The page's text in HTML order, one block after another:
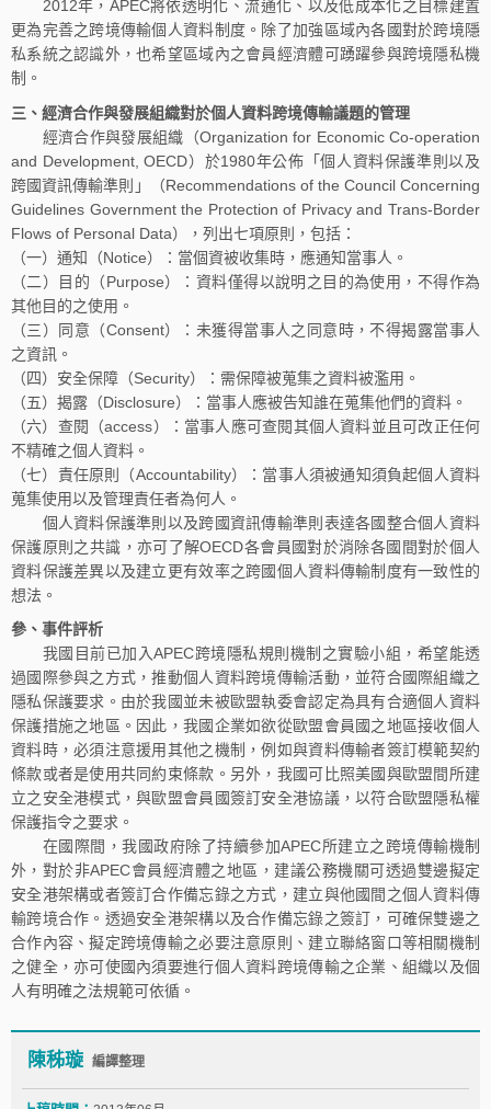
2012年，APEC將依透明化、流通化、以及低成本化之目標建置
更為完善之跨境傳輸個人資料制度。除了加強區域內各國對於跨境隱
私系統之認識外，也希望區域內之會員經濟體可踴躍參與跨境隱私機
制。
三、經濟合作與發展組織對於個人資料跨境傳輸議題的管理
經濟合作與發展組織（Organization for Economic Co-operation
and Development, OECD）於1980年公佈「個人資料保護準則以及
跨國資訊傳輸準則」（Recommendations of the Council Concerning
Guidelines Government the Protection of Privacy and Trans-Border
Flows of Personal Data），列出七項原則，包括：
（一）通知（Notice）：當個資被收集時，應通知當事人。
（二）目的（Purpose）：資料僅得以說明之目的為使用，不得作為
其他目的之使用。
（三）同意（Consent）：未獲得當事人之同意時，不得揭露當事人
之資訊。
（四）安全保障（Security）：需保障被蒐集之資料被濫用。
（五）揭露（Disclosure）：當事人應被告知誰在蒐集他們的資料。
（六）查閱（access）：當事人應可查閱其個人資料並且可改正任何
不精確之個人資料。
（七）責任原則（Accountability）：當事人須被通知須負起個人資料
蒐集使用以及管理責任者為何人。
個人資料保護準則以及跨國資訊傳輸準則表達各國整合個人資料
保護原則之共識，亦可了解OECD各會員國對於消除各國間對於個人
資料保護差異以及建立更有效率之跨國個人資料傳輸制度有一致性的
想法。
參、事件評析
我國目前已加入APEC跨境隱私規則機制之實驗小組，希望能透
過國際參與之方式，推動個人資料跨境傳輸活動，並符合國際組織之
隱私保護要求。由於我國並未被歐盟執委會認定為具有合適個人資料
保護措施之地區。因此，我國企業如欲從歐盟會員國之地區接收個人
資料時，必須注意援用其他之機制，例如與資料傳輸者簽訂模範契約
條款或者是使用共同約束條款。另外，我國可比照美國與歐盟間所建
立之安全港模式，與歐盟會員國簽訂安全港協議，以符合歐盟隱私權
保護指令之要求。
在國際間，我國政府除了持續參加APEC所建立之跨境傳輸機制
外，對於非APEC會員經濟體之地區，建議公務機關可透過雙邊擬定
安全港架構或者簽訂合作備忘錄之方式，建立與他國間之個人資料傳
輸跨境合作。透過安全港架構以及合作備忘錄之簽訂，可確保雙邊之
合作內容、擬定跨境傳輸之必要注意原則、建立聯絡窗口等相關機制
之健全，亦可使國內須要進行個人資料跨境傳輸之企業、組織以及個
人有明確之法規範可依循。
陳秭璇 編譯整理